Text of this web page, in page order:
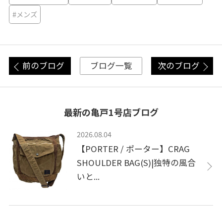
#メンズ
前のブログ ブログ一覧 次のブログ
最新の亀戸1号店ブログ
2026.08.04
【PORTER / ポーター】CRAG
SHOULDER BAG(S)|独特の風合
いと...